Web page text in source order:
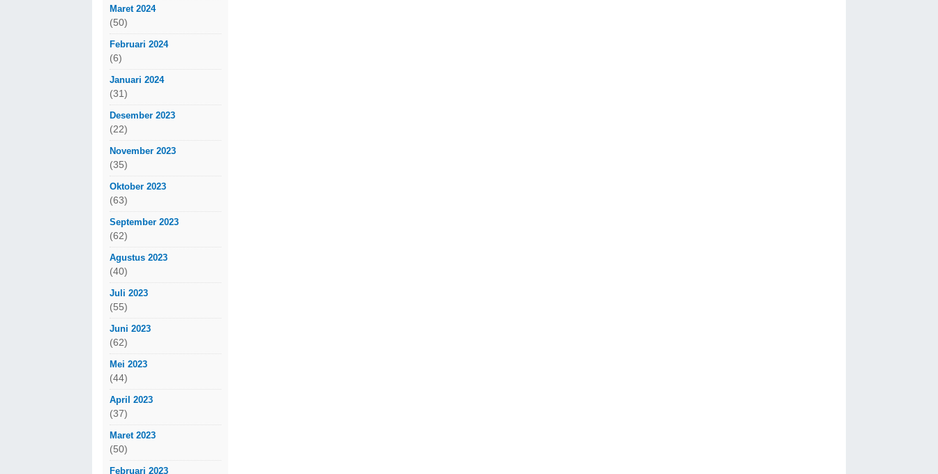
Maret 2024
(50)
Februari 2024
(6)
Januari 2024
(31)
Desember 2023
(22)
November 2023
(35)
Oktober 2023
(63)
September 2023
(62)
Agustus 2023
(40)
Juli 2023
(55)
Juni 2023
(62)
Mei 2023
(44)
April 2023
(37)
Maret 2023
(50)
Februari 2023